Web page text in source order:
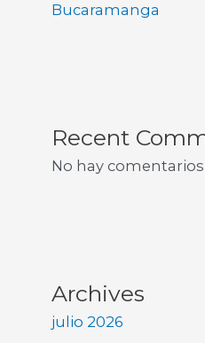
Bucaramanga
Recent
No hay
Archives
julio 2026